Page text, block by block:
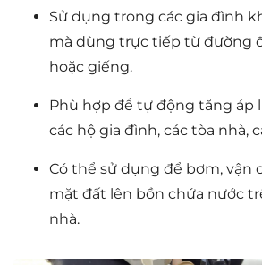
Sử dụng trong các gia đình
mà dùng trực tiếp từ đường
hoặc giếng.
Phù hợp để tự động tăng áp
các hộ gia đình, các tòa nhà,
Có thể sử dụng để bơm, vận
mặt đất lên bồn chứa nước
nhà.